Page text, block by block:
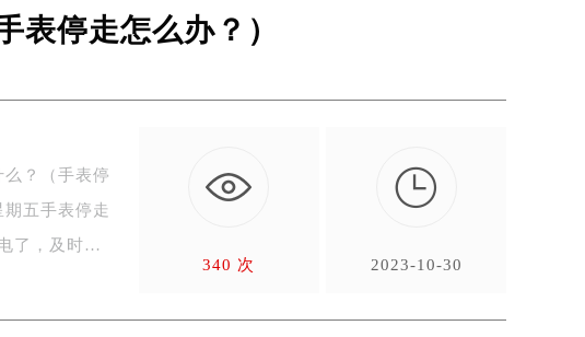
预约）
表停走怎么办？）
？（手表停
五手表停走
了，及时…
340 次

2023-10-30